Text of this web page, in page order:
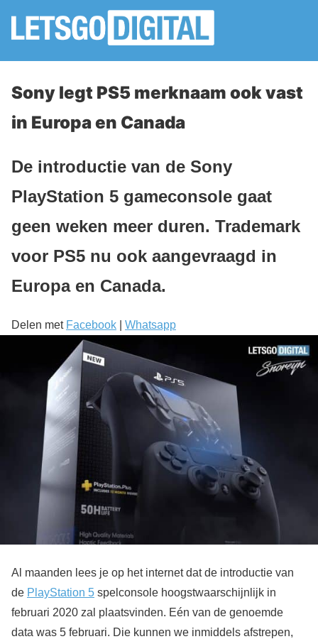
Sony legt PS5 merknaam ook vast
in Europa en Canada
De introductie van de Sony
PlayStation 5 gameconsole gaat
geen weken meer duren. Trademark
voor PS5 nu ook aangevraagd in
Europa en Canada.
Delen met Facebook Whatsapp
Al maanden lees je op het internet dat de introductie van
de PlayStation 5 spelconsole hoogstwaarschijnlijk in
februari 2020 zal plaatsvinden. Eén van de genoemde
data was 5 februari. Die kunnen we inmiddels afstrepen,